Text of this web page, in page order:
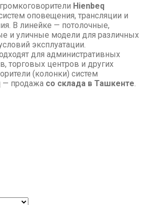
Hienbeq
оповещения, трансляции и
В линейке — потолочные,
и уличные модели для различных
эксплуатации.
для административных
торговых центров и других
(колонки) систем
— продажа со склада в Ташкенте